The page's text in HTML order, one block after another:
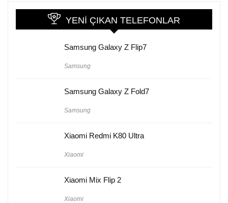
YENI ÇIKAN TELEFONLAR
Samsung Galaxy Z Flip7
Samsung
Samsung Galaxy Z Fold7
Samsung
Xiaomi Redmi K80 Ultra
Xiaomi
Xiaomi Mix Flip 2
Xiaomi